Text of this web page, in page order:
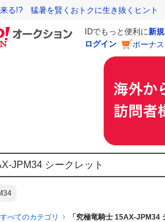
る!? 猛暑を賢くおトクに生き抜くヒント
IDでもっと便利に新
ログイン
ボーナ
すべてのカテゴリ 「究極竜騎士 15AX-JPM34